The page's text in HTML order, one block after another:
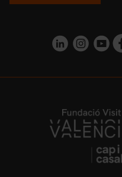
https://www.linkedin.com/company/turismo-
https://
https://